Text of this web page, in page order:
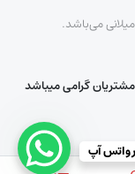
می‌باشد.
مشتریان گرامی میباشد
واتس آپ